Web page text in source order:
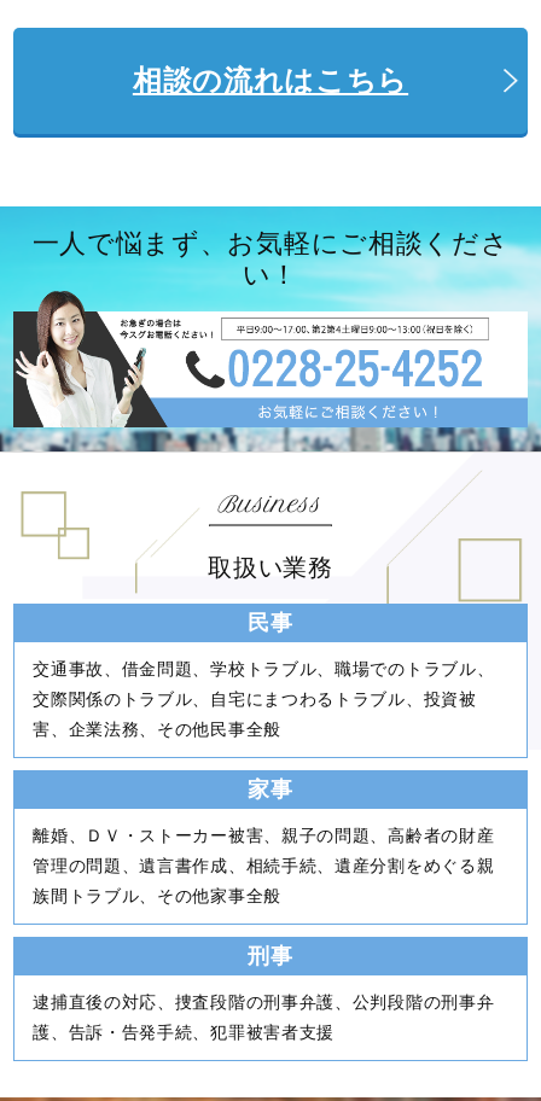
相談の流れはこちら
一人で悩まず、お気軽にご相談くださ
い！
取扱い業務
民事
交通事故、借金問題、学校トラブル、職場でのトラブル、
交際関係のトラブル、自宅にまつわるトラブル、投資被
害、企業法務、その他民事全般
家事
離婚、ＤＶ・ストーカー被害、親子の問題、高齢者の財産
管理の問題、遺言書作成、相続手続、遺産分割をめぐる親
族間トラブル、その他家事全般
刑事
逮捕直後の対応、捜査段階の刑事弁護、公判段階の刑事弁
護、告訴・告発手続、犯罪被害者支援